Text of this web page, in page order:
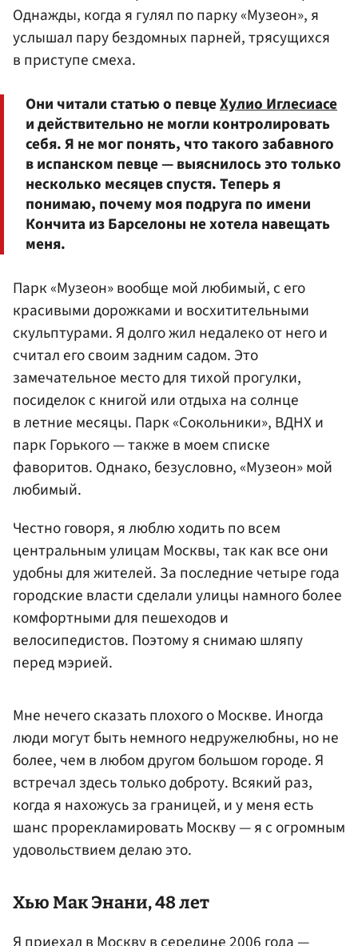
Однажды, когда я гулял по парку «Музеон», я
услышал пару бездомных парней, трясущихся
в приступе смеха.
Они читали статью о певцеХулио Иглесиасе
и действительно не могли контролировать
себя. Я не мог понять, что такого забавного
в испанском певце — выяснилось это только
несколько месяцев спустя. Теперь я
понимаю, почему моя подруга по имени
Кончита из Барселоны не хотела навещать
меня.
Парк «Музеон» вообще мой любимый, с его
красивыми дорожками и восхитительными
скульптурами. Я долго жил недалеко от него и
считал его своим задним садом. Это
замечательное место для тихой прогулки,
посиделок с книгой или отдыха на солнце
в летние месяцы. Парк «Сокольники», ВДНХ и
парк Горького — также в моем списке
фаворитов. Однако, безусловно, «Музеон» мой
любимый.
Честно говоря, я люблю ходить по всем
центральным улицам Москвы, так как все они
удобны для жителей. За последние четыре года
городские власти сделали улицы намного более
комфортными для пешеходов и
велосипедистов. Поэтому я снимаю шляпу
перед мэрией.
Мне нечего сказать плохого о Москве. Иногда
люди могут быть немного недружелюбны, но не
более, чем в любом другом большом городе. Я
встречал здесь только доброту. Всякий раз,
когда я нахожусь за границей, и у меня есть
шанс прорекламировать Москву — я с огромным
удовольствием делаю это.
Хью Мак Энани, 48 лет